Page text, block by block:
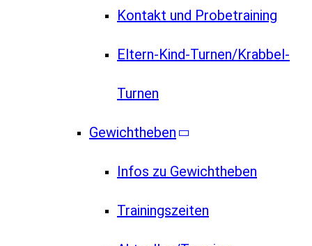
Kontakt und Probetraining
Eltern-Kind-Turnen/Krabbel-
Turnen
Gewichtheben
Infos zu Gewichtheben
Trainingszeiten